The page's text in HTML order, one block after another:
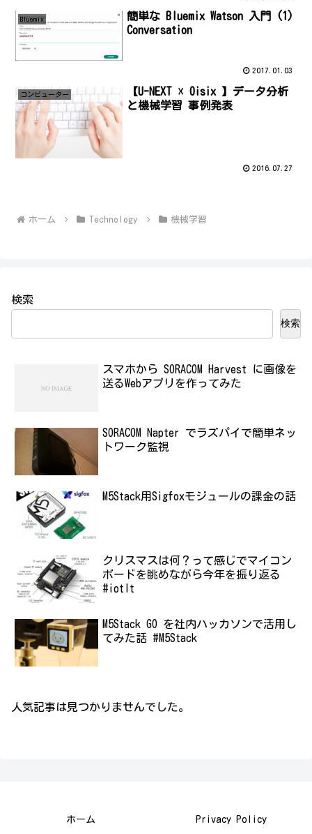
Bluemix
簡単な Bluemix Watson 入門 (1)
Conversation
2017.01.03
コンビューター
【U-NEXT ☓ Oisix 】データ分析
と機械学習 事例発表
2016.07.27
ホーム Technology 機械学習
検索
検索
スマホから SORACOM Harvest に画像を
送るWebアプリを作ってみた
SORACOM Napter でラズパイで簡単ネッ
トワーク監視
M5Stack用Sigfoxモジュールの課金の話
クリスマスは何？って感じでマイコン
ボードを眺めながら今年を振り返る
#iotlt
M5Stack GO を社内ハッカソンで活用し
てみた話 #M5Stack
人気記事は見つかりませんでした。
ホーム Privacy Policy